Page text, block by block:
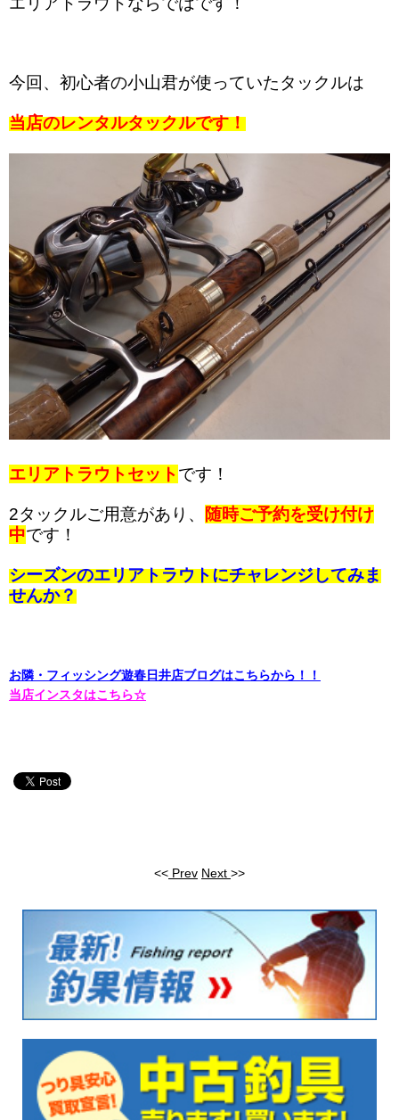
今回、初心者の小山君が使っていたタックルは
当店のレンタルタックルです！
エリアトラウトセットです！
2タックルご用意があり、
随時ご予約を受け付け
中です！
シーズンのエリアトラウトにチャレンジしてみま
せんか？
お隣・フィッシング遊春日井店ブログはこちらから！！
当店インスタはこちら☆
<< Prev Next >>